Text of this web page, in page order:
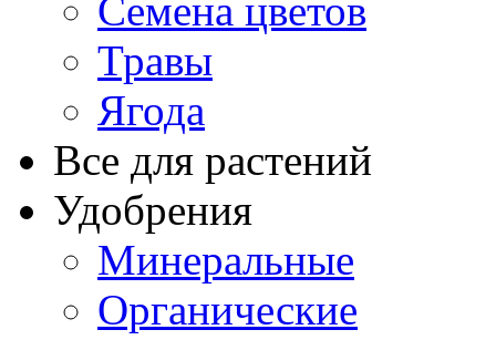
Семена цветов
Травы
Ягода
Все для растений
Удобрения
Минеральные
Органические